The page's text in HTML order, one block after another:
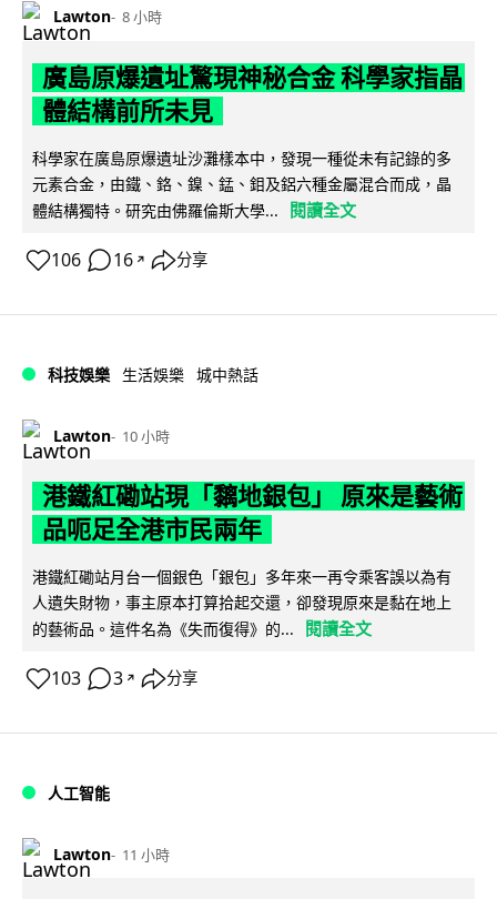
Lawton 8 小時
廣島原爆遺址驚現神秘合金 科學家指晶
體結構前所未見
科學家在廣島原爆遺址沙灘樣本中，發現一種從未有記錄的多
元素合金，由鐵、鉻、鎳、錳、鉬及鋁六種金屬混合而成，晶
體結構獨特。研究由佛羅倫斯大學...
閱讀全文
106 16 ↗ 分享
科技娛樂 生活娛樂 城中熱話
Lawton 10 小時
港鐵紅磡站現「黐地銀包」 原來是藝術
品呃足全港市民兩年
港鐵紅磡站月台一個銀色「銀包」多年來一再令乘客誤以為有
人遺失財物，事主原本打算拾起交還，卻發現原來是黏在地上
的藝術品。這件名為《失而復得》的...
閱讀全文
103 3 ↗ 分享
人工智能
Lawton 11 小時